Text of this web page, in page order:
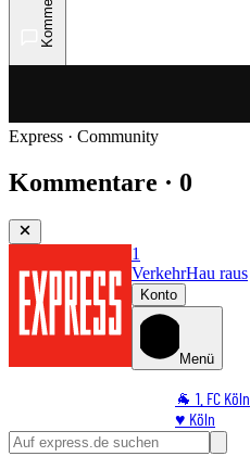
Express · Community
Kommentare · 0
1
VerkehrHau raus
Konto
Menü
🐐 1. FC Köln
♥️ Köln
⭐ Promi